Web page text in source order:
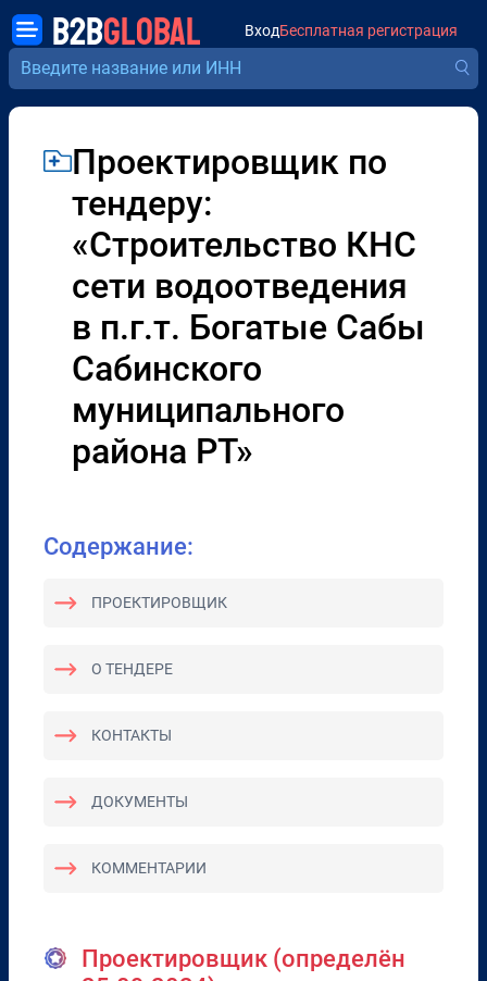
B2BGLOBAL ВходБесплатная регистрация
Проектировщик по
тендеру:
«Строительство КНС
сети водоотведения
в п.г.т. Богатые Сабы
Сабинского
муниципального
района РТ»
Содержание:
ПРОЕКТИРОВЩИК
О ТЕНДЕРЕ
КОНТАКТЫ
ДОКУМЕНТЫ
КОММЕНТАРИИ
Проектировщик (определён